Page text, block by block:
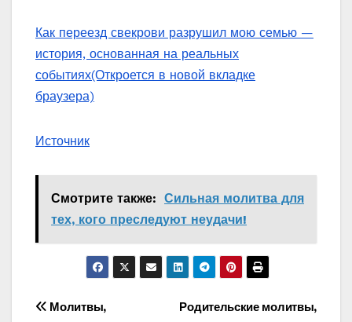
Как переезд свекрови разрушил мою семью —
история, основанная на реальных
событиях(Откроется в новой вкладке
браузера)
Источник
Смотрите также: Сильная молитва для
тех, кого преследуют неудачи!
Навигация
Родительские молитвы,
Молитвы,